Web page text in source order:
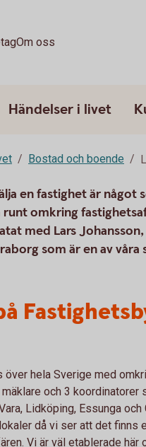
Om oss
Händelser i livet
Bostad och boende
en fastighet är något
omkring
med Lars
som är en av
hela Sverige med
och 3 koordinatorer
Lidköping, Essunga
då vi ser att det finns
Vi är väl etablerade här